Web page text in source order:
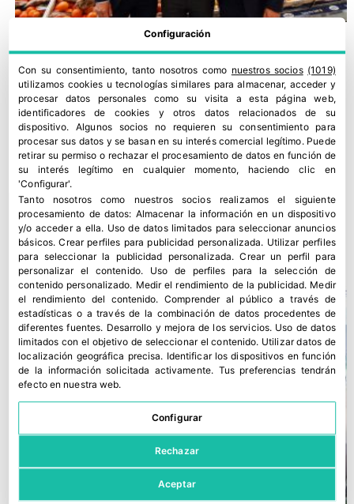
SanLucar adquiere una participación estratégica en Twin
River Berries
9 julio, 2026
Configuración
Con su consentimiento, tanto nosotros como nuestros socios (1019)
utilizamos cookies u tecnologías similares para almacenar, acceder y
procesar datos personales como su visita a esta página web,
identificadores de cookies y otros datos relacionados de su
dispositivo. Algunos socios no requieren su consentimiento para
procesar sus datos y se basan en su interés comercial legítimo. Puede
retirar su permiso o rechazar el procesamiento de datos en función de
su interés legítimo en cualquier momento, haciendo clic en
'Configurar'.
Tanto nosotros como nuestros socios realizamos el siguiente
procesamiento de datos: Almacenar la información en un dispositivo
y/o acceder a ella. Uso de datos limitados para seleccionar anuncios
básicos.Crear perfiles para publicidad personalizada. Utilizar perfiles
para seleccionar la publicidad personalizada.Crear un perfil para
personalizar el contenido. Uso de perfiles para la selección de
contenido personalizado. Medir el rendimiento de la publicidad. Medir
el rendimiento del contenido.Comprender al público a través de
estadísticas o a través de la combinación de datos procedentes de
diferentes fuentes. Desarrollo y mejora de los servicios. Uso de datos
limitados con el objetivo de seleccionar el contenido. Utilizar datos de
localización geográfica precisa. Identificar los dispositivos en función
de la información solicitada activamente. Tus preferencias tendrán
efecto en nuestra web.
Configurar
Rechazar
Aceptar